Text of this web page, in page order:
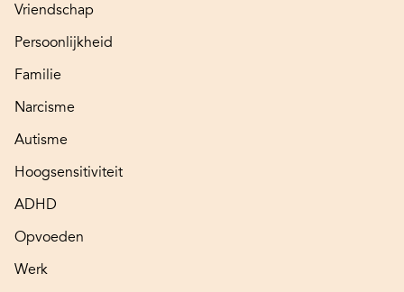
Vriendschap
Persoonlijkheid
Familie
Narcisme
Autisme
Hoogsensitiviteit
ADHD
Opvoeden
Werk